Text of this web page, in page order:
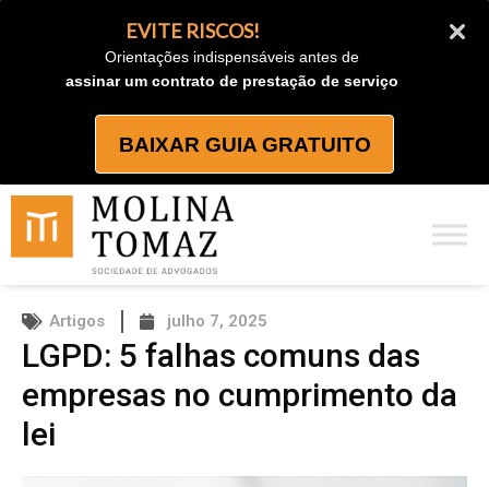
EVITE RISCOS!
Orientações indispensáveis antes de
assinar um contrato de prestação de serviço
BAIXAR GUIA GRATUITO
Artigos julho 7, 2025
LGPD: 5 falhas comuns das
empresas no cumprimento da
lei